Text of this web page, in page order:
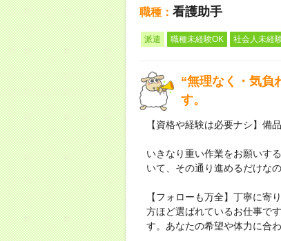
職種： 看護助手
派遣 職種未経験OK 社会人未経
“無理なく・気負
す。
【資格や経験は必要ナシ】備
いきなり重い作業をお願いす
いて、その通り進めるだけな
【フォローも万全】丁寧に寄
方ほど選ばれているお仕事で
す。あなたの希望や体力に合